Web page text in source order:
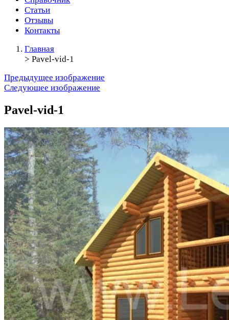
Статьи
Отзывы
Контакты
Главная
> Pavel-vid-1
Предыдущее изображение
Следующее изображение
Pavel-vid-1